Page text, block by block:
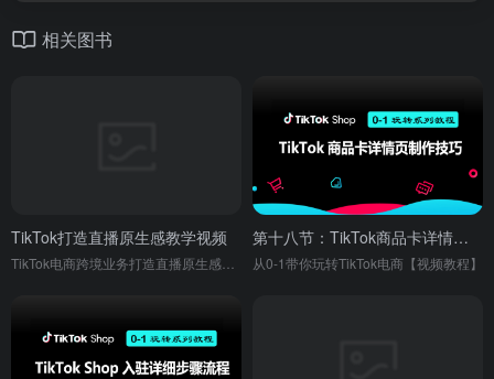
相关图书
TikTok打造直播原生感教学视频 第十八节：TikTok商品卡详情页制作技巧
从0-1带你玩转TikTok电商【视频教程】